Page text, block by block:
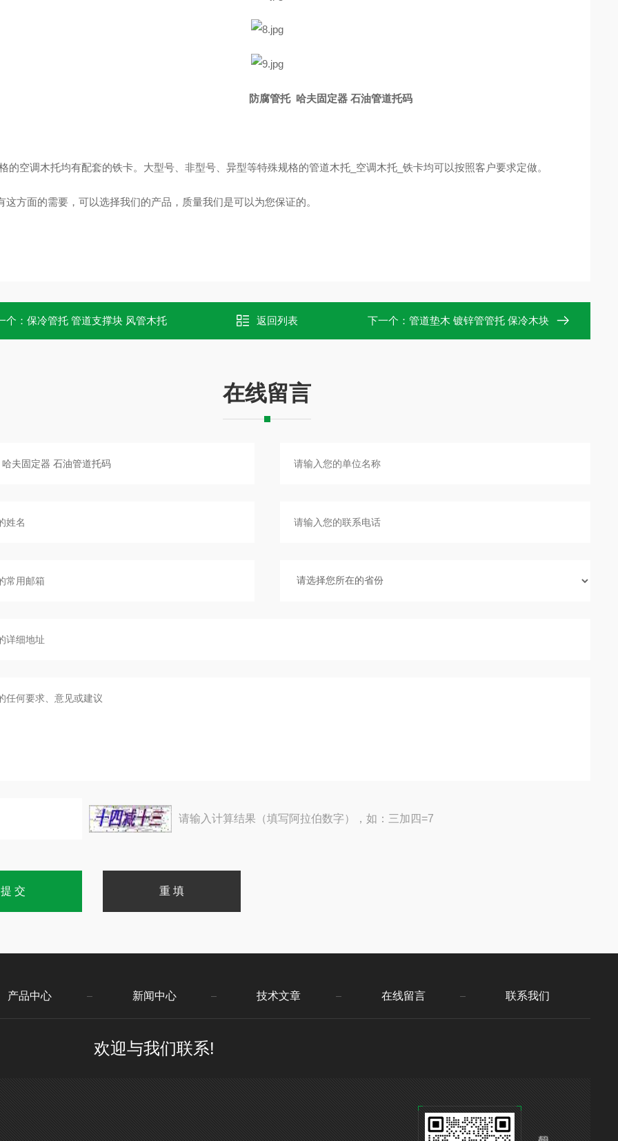
防腐管托 哈夫固定器 石油管道托码
的空调木托均有配套的铁卡。大型号、非型号、异型等特殊规格的管道木托_空调木托_铁卡均可以按照客户要求定做。
这方面的需要，可以选择我们的产品，质量我们是可以为您保证的。
个：保冷管托 管道支撑块 风管木托 返回列表 下一个： 管道垫木 镀锌管管托 保冷木块
在线留言
请输入计算结果（填写阿拉伯数字），如：三加四=7
产品中心 新闻中心 技术文章 在线留言 联系我们
欢迎与我们联系!